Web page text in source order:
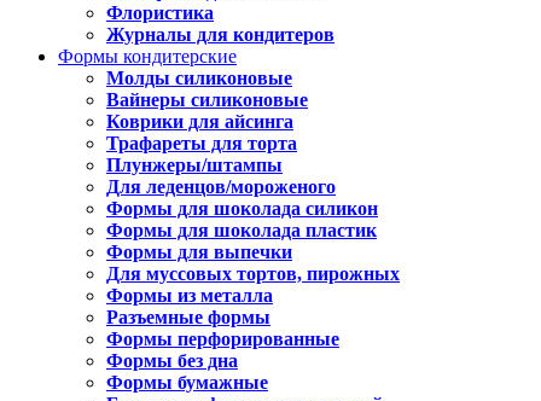
Флористика
Журналы для кондитеров
Формы кондитерские
Молды силиконовые
Вайнеры силиконовые
Коврики для айсинга
Трафареты для торта
Плунжеры/штампы
Для леденцов/мороженого
Формы для шоколада силикон
Формы для шоколада пластик
Формы для выпечки
Для муссовых тортов, пирожных
Формы из металла
Разъемные формы
Формы перфорированные
Формы без дна
Формы бумажные